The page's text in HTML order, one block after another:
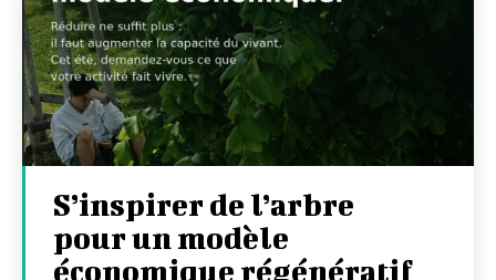
S’inspirer de l’arbre
pour un modèle
économique régénératif